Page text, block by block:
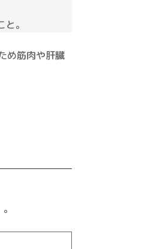
。
め筋肉や肝臓